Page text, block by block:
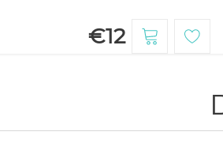
€12